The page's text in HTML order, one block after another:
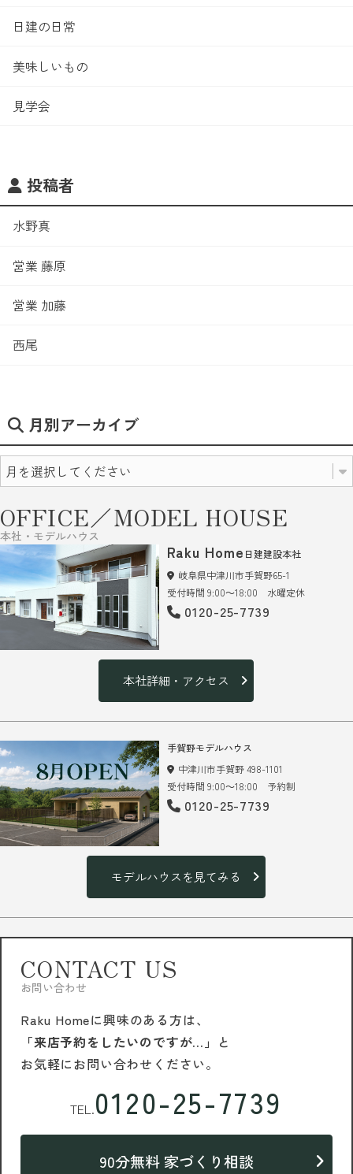
日建の日常
美味しいもの
見学会
投稿者
水野真
営業 藤原
営業 加藤
西尾
月別アーカイブ
OFFICE／MODEL HOUSE
本社・モデルハウス
Raku Home 日建建設本社
岐阜県中津川市手賀野65-1
受付時間 9:00～18:00 水曜定休
0120-25-7739
本社詳細・アクセス
手賀野モデルハウス
中津川市手賀野 498-1101
受付時間 9:00～18:00 予約制
0120-25-7739
モデルハウスを見てみる
CONTACT US
お問い合わせ
Raku Homeに興味のある方は、
「来店予約をしたいのですが…」 と
お気軽にお問い合わせください。
TEL.0120-25-7739
90分無料 家づくり相談